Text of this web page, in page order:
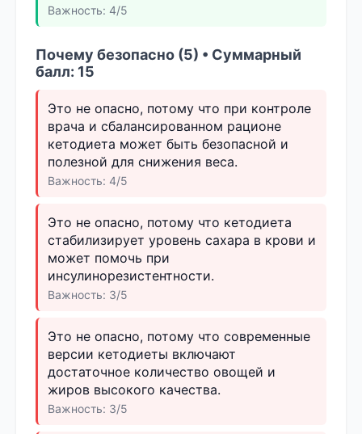
Важность: 4/5
Почему безопасно (5) • Суммарный
балл: 15
Это не опасно, потому что при контроле
врача и сбалансированном рационе
кетодиета может быть безопасной и
полезной для снижения веса.
Важность: 4/5
Это не опасно, потому что кетодиета
стабилизирует уровень сахара в крови и
может помочь при
инсулинорезистентности.
Важность: 3/5
Это не опасно, потому что современные
версии кетодиеты включают
достаточное количество овощей и
жиров высокого качества.
Важность: 3/5